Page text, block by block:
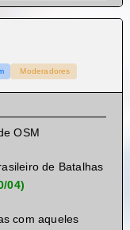
Moderadores
OSM
de Batalhas
04)
com aqueles